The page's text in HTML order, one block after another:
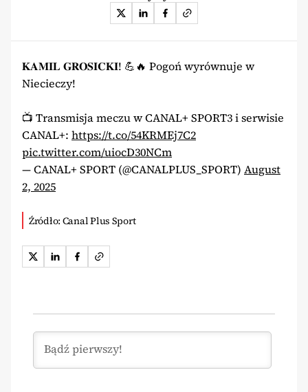
𝐊𝐀𝐌𝐈𝐋 𝐆𝐑𝐎𝐒𝐈𝐂𝐊𝐈! 💪🔥 Pogoń wyrównuje w
Niecieczy!
📺 Transmisja meczu w CANAL+ SPORT3 i serwisie
CANAL+: https://t.co/54KRMEj7C2
pic.twitter.com/uiocD30NCm
— CANAL+ SPORT (@CANALPLUS_SPORT) August
2, 2025
Źródło: Canal Plus Sport